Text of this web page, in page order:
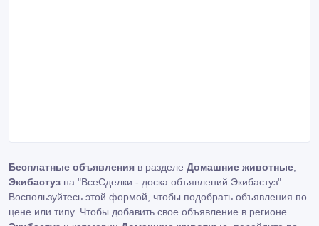
Бесплатные объявления в разделе Домашние животные
Экибастуз на "ВсеСделки - доска объявлений Экибастуз".
Воспользуйтесь этой формой, чтобы подобрать объявления по
цене или типу. Чтобы добавить свое объявление в регионе